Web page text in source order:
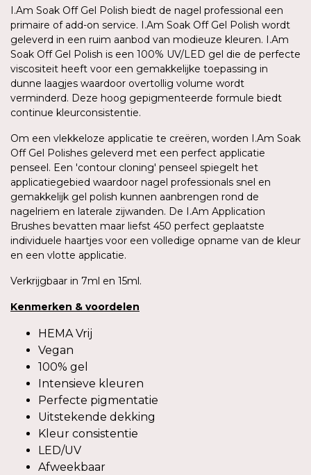
I.Am Soak Off Gel Polish biedt de nagel professional een
primaire of add-on service. I.Am Soak Off Gel Polish wordt
geleverd in een ruim aanbod van modieuze kleuren. I.Am
Soak Off Gel Polish is een 100% UV/LED gel die de perfecte
viscositeit heeft voor een gemakkelijke toepassing in
dunne laagjes waardoor overtollig volume wordt
verminderd. Deze hoog gepigmenteerde formule biedt
continue kleurconsistentie.
Om een vlekkeloze applicatie te creëren, worden I.Am Soak
Off Gel Polishes geleverd met een perfect applicatie
penseel. Een 'contour cloning' penseel spiegelt het
applicatiegebied waardoor nagel professionals snel en
gemakkelijk gel polish kunnen aanbrengen rond de
nagelriem en laterale zijwanden. De I.Am Application
Brushes bevatten maar liefst 450 perfect geplaatste
individuele haartjes voor een volledige opname van de kleur
en een vlotte applicatie.
Verkrijgbaar in 7ml en 15ml.
Kenmerken & voordelen
HEMA Vrij
Vegan
100% gel
Intensieve kleuren
Perfecte pigmentatie
Uitstekende dekking
Kleur consistentie
LED/UV
Afweekbaar